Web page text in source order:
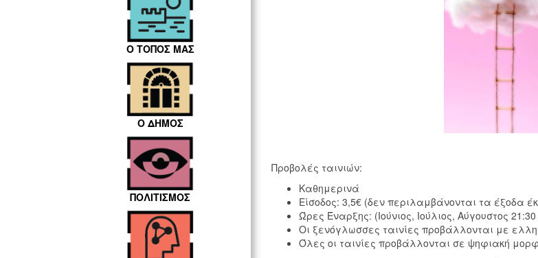
Ο ΤΟΠΟΣ ΜΑΣ
Ο ΔΗΜΟΣ
ΠΟΛΙΤΙΣΜΟΣ
Προβολές ταινιών:
Καθημερινά
Είσοδος: 3,5€ (δεν περιλαμβάνονται τα έξοδα
Ώρες Έναρξης: (Ιούνιος, Ιούλιος, Αύγουστος
Οι ξενόγλωσσες ταινίες προβάλλονται με
Όλες οι ταινίες προβάλλονται σε ψηφιακή